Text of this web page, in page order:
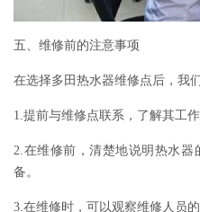
五、维修前的注意事项
在选择多田热水器维修点后，我
1.提前与维修点联系，了解其工
2.在维修前，清楚地说明热水
备。
3.在维修时，可以观察维修人员